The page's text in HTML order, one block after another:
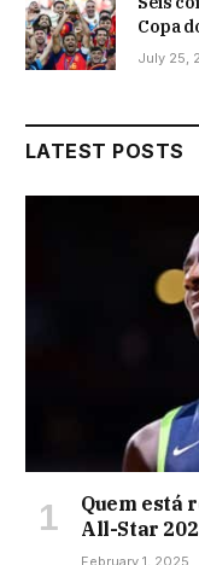
Copa
July 25,
LATEST POSTS
Quem está
All-Star